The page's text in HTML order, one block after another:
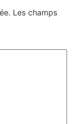
Les champs